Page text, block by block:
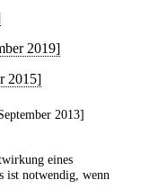
2019]
2015]
2013]
eines
ist notwendig, wenn